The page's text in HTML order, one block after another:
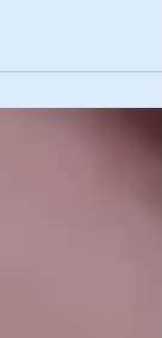
spelet Shenmue